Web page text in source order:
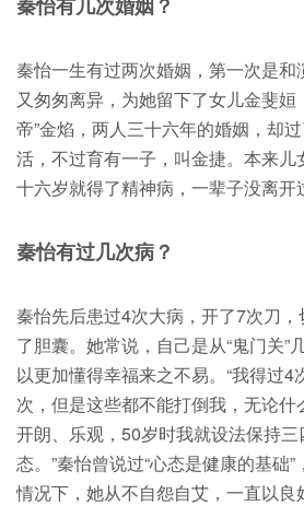
秦怡一生有过两次婚姻，第一次是
又匆匆离异，为她留下了女儿金斐姮
帝”金焰，两人三十六年的婚姻，却
活，不过育有一子，叫金捷。本来儿
十六岁就得了精神病，一辈子没离开
秦怡有过几次病？
秦怡先后患过4次大病，开了7次刀
了胆囊。她常说，自己是从“鬼门关”
以更加懂得幸福来之不易。“我得过
次，但是这些都不能打倒我，无论
开朗、乐观，50岁时我就设法保持
态。”秦怡曾说过“心态是健康的基础
情况下，她从不自怨自艾，一直以良